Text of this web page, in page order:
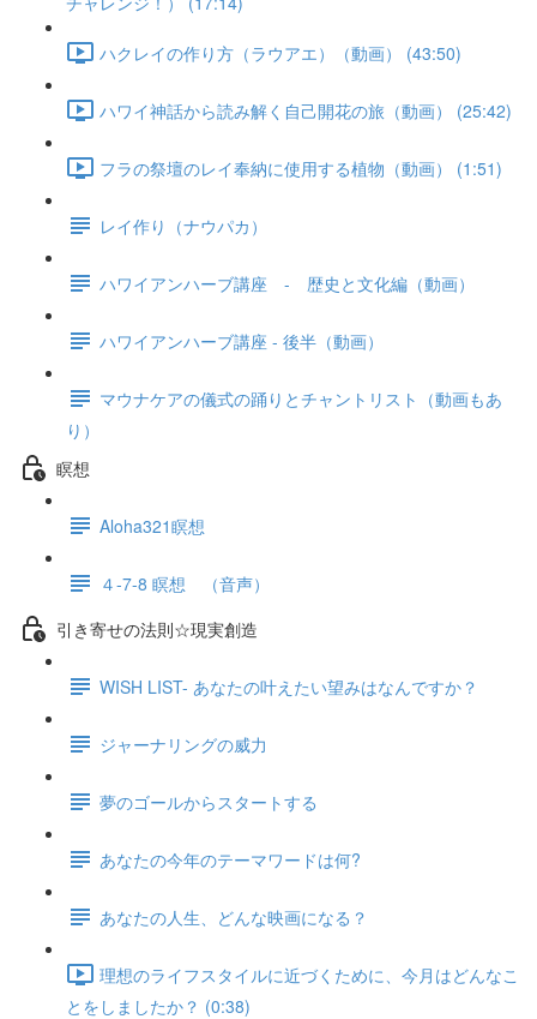
ハクレイの作り方（ラウアエ）（動画） (43:50)
ハワイ神話から読み解く自己開花の旅（動画） (25:42)
フラの祭壇のレイ奉納に使用する植物（動画） (1:51)
レイ作り（ナウパカ）
ハワイアンハーブ講座 - 歴史と文化編（動画）
ハワイアンハーブ講座 - 後半（動画）
マウナケアの儀式の踊りとチャントリスト（動画もあ
り）
瞑想
Aloha321瞑想
４-7-8 瞑想 （音声）
引き寄せの法則☆現実創造
WISH LIST- あなたの叶えたい望みはなんですか？
ジャーナリングの威力
夢のゴールからスタートする
あなたの今年のテーマワードは何?
あなたの人生、どんな映画になる？
理想のライフスタイルに近づくために、今月はどんなこ
とをしましたか？ (0:38)